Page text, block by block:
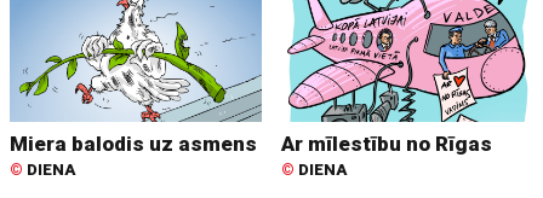
Miera balodis uz asmens
© DIENA
Ar mīlestību no Rīgas
© DIENA